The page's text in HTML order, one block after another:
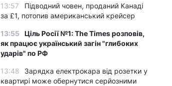
13:57
Підводний човен, проданий Канаді
за £1, потопив американський крейсер
13:55 Ціль Росії №1: The Times розповів,
як працює український загін "глибоких
ударів" по РФ
13:48
Зарядка електрокара від розетки у
квартирі може обернутися серйозними